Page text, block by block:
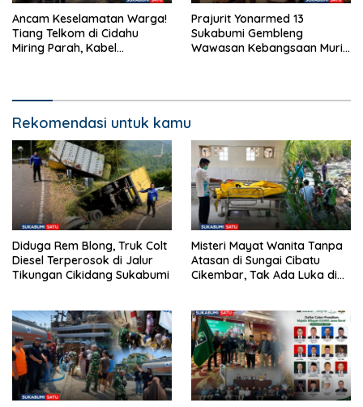
Ancam Keselamatan Warga!
Tiang Telkom di Cidahu
Miring Parah, Kabel
Prajurit Yonarmed 13
Sukabumi Gembleng
Wawasan Kebangsaan Murid
Rekomendasi untuk kamu
Diduga Rem Blong, Truk Colt
Diesel Terperosok di Jalur
Tikungan Cikidang Sukabumi
Misteri Mayat Wanita Tanpa
Atasan di Sungai Cibatu
Cikembar, Tak Ada Luka di